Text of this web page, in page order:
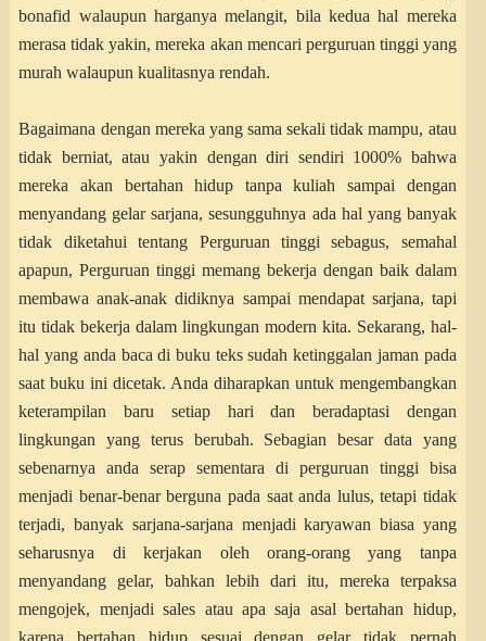
bonafid walaupun harganya melangit, bila kedua hal mereka
merasa tidak yakin, mereka akan mencari perguruan tinggi yang
murah walaupun kualitasnya rendah.
Bagaimana dengan mereka yang sama sekali tidak mampu, atau
tidak berniat, atau yakin dengan diri sendiri 1000% bahwa
mereka akan bertahan hidup tanpa kuliah sampai dengan
menyandang gelar sarjana, sesungguhnya ada hal yang banyak
tidak diketahui tentang Perguruan tinggi sebagus, semahal
apapun, Perguruan tinggi memang bekerja dengan baik dalam
membawa anak-anak didiknya sampai mendapat sarjana, tapi
itu tidak bekerja dalam lingkungan modern kita. Sekarang, hal-
hal yang anda baca di buku teks sudah ketinggalan jaman pada
saat buku ini dicetak. Anda diharapkan untuk mengembangkan
keterampilan baru setiap hari dan beradaptasi dengan
lingkungan yang terus berubah. Sebagian besar data yang
sebenarnya anda serap sementara di perguruan tinggi bisa
menjadi benar-benar berguna pada saat anda lulus, tetapi tidak
terjadi, banyak sarjana-sarjana menjadi karyawan biasa yang
seharusnya di kerjakan oleh orang-orang yang tanpa
menyandang gelar, bahkan lebih dari itu, mereka terpaksa
mengojek, menjadi sales atau apa saja asal bertahan hidup,
karena bertahan hidup sesuai dengan gelar tidak pernah